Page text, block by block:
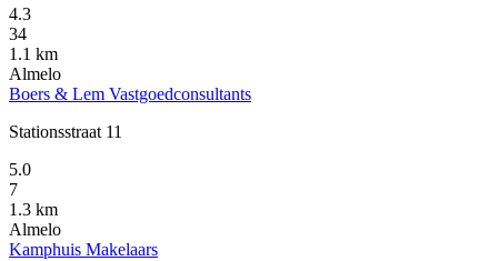
4.3
34
1.1 km
Almelo
Boers & Lem Vastgoedconsultants
Stationsstraat 11
5.0
7
1.3 km
Almelo
Kamphuis Makelaars